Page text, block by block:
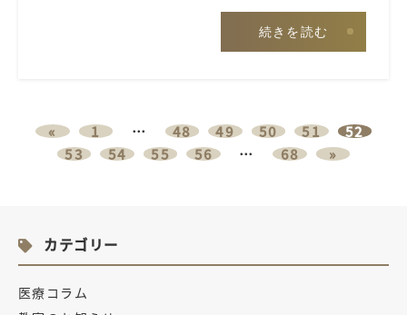
続きを読む
« 1 … 48 49 50 51
52
53
54 55 56 … 68 »
カテゴリー
医療コラム